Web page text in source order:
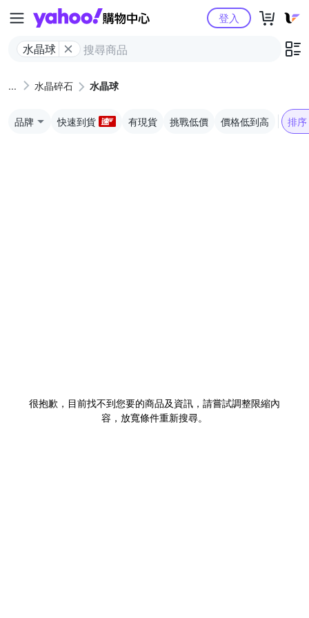
Yahoo購物中心
水晶球
登入
水晶碎石 水晶球
品牌 快速到貨 有現貨 挑戰低價 價格低到高 排序
很抱歉，目前找不到您要的商品及資訊，請嘗試調整限縮內
容，放寬條件重新搜尋。